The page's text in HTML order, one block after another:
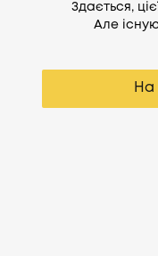
Здається,
Але
На